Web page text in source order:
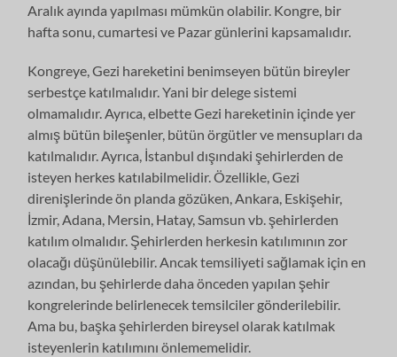
Aralık ayında yapılması mümkün olabilir. Kongre, bir
hafta sonu, cumartesi ve Pazar günlerini kapsamalıdır.
Kongreye, Gezi hareketini benimseyen bütün bireyler
serbestçe katılmalıdır. Yani bir delege sistemi
olmamalıdır. Ayrıca, elbette Gezi hareketinin içinde yer
almış bütün bileşenler, bütün örgütler ve mensupları da
katılmalıdır. Ayrıca, İstanbul dışındaki şehirlerden de
isteyen herkes katılabilmelidir. Özellikle, Gezi
direnişlerinde ön planda gözüken, Ankara, Eskişehir,
İzmir, Adana, Mersin, Hatay, Samsun vb. şehirlerden
katılım olmalıdır. Şehirlerden herkesin katılımının zor
olacağı düşünülebilir. Ancak temsiliyeti sağlamak için en
azından, bu şehirlerde daha önceden yapılan şehir
kongrelerinde belirlenecek temsilciler gönderilebilir.
Ama bu, başka şehirlerden bireysel olarak katılmak
isteyenlerin katılımını önlememelidir.